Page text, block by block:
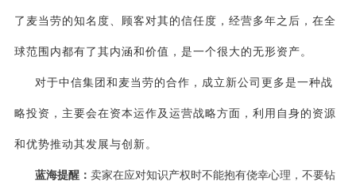
了麦当劳的知名度、顾客对其的信任度，经营多年之后，在全
球范围内都有了其内涵和价值，是一个很大的无形资产。
对于中信集团和麦当劳的合作，成立新公司更多是一种战
略投资，主要会在资本运作及运营战略方面，利用自身的资源
和优势推动其发展与创新。
蓝海提醒： 卖家在应对知识产权时不能抱有侥幸心理，不要钻